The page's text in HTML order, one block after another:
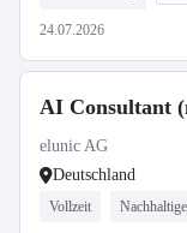
24.07.2026
AI Consultant
elunic AG
Deutschland
Vollzeit